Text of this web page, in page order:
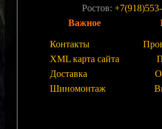
Ростов:
Важное
Контакты
XML карта сайта
Доставка
Шиномонтаж